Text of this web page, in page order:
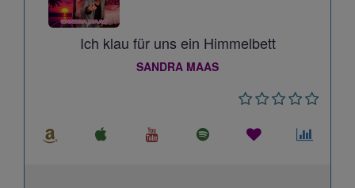
Ich klau für uns ein Himmelbett
SANDRA MAAS